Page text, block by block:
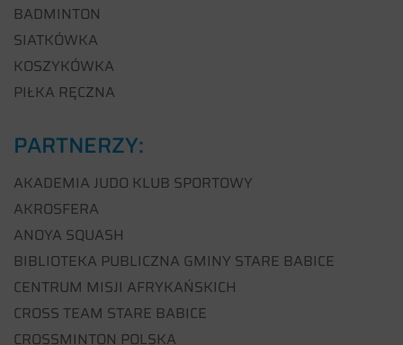
BADMINTON
SIATKÓWKA
KOSZYKÓWKA
PIŁKA RĘCZNA
PARTNERZY:
AKADEMIA JUDO KLUB SPORTOWY
AKROSFERA
ANOYA SQUASH
BIBLIOTEKA PUBLICZNA GMINY STARE BABICE
CENTRUM MISJI AFRYKAŃSKICH
CROSS TEAM STARE BABICE
CROSSMINTON POLSKA